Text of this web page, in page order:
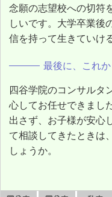
念願の志望校への切符
しいです。大学卒業後
信を持って生きていけ
最後に、これ
四谷学院のコンサルタ
心してお任せできまし
出さず、お子様が安心
て相談してきたときは
しょうか。